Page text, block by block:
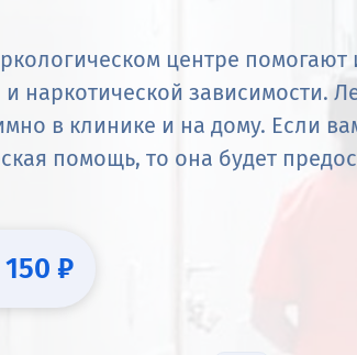
центре помогают
наркотической зависимости.
в клинике и на дому. Если
помощь, то она будет
150 ₽